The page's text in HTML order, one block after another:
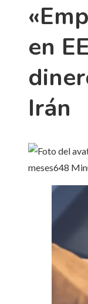
en
Irán
meses648